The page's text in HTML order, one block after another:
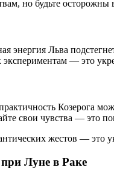
но будьте
энергия Льва
экспериментам — это
Козерога
свои чувства — это
жестов — это
Луне в Раке